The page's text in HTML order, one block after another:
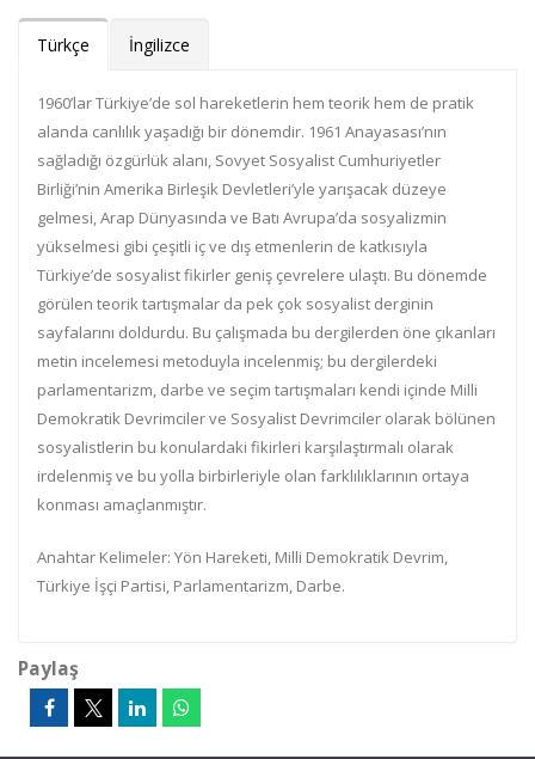
Türkçe İngilizce
1960’lar Türkiye’de sol hareketlerin hem teorik hem de pratik
alanda canlılık yaşadığı bir dönemdir. 1961 Anayasası’nın
sağladığı özgürlük alanı, Sovyet Sosyalist Cumhuriyetler
Birliği’nin Amerika Birleşik Devletleri’yle yarışacak düzeye
gelmesi, Arap Dünyasında ve Batı Avrupa’da sosyalizmin
yükselmesi gibi çeşitli iç ve dış etmenlerin de katkısıyla
Türkiye’de sosyalist fikirler geniş çevrelere ulaştı. Bu dönemde
görülen teorik tartışmalar da pek çok sosyalist derginin
sayfalarını doldurdu. Bu çalışmada bu dergilerden öne çıkanları
metin incelemesi metoduyla incelenmiş; bu dergilerdeki
parlamentarizm, darbe ve seçim tartışmaları kendi içinde Milli
Demokratik Devrimciler ve Sosyalist Devrimciler olarak bölünen
sosyalistlerin bu konulardaki fikirleri karşılaştırmalı olarak
irdelenmiş ve bu yolla birbirleriyle olan farklılıklarının ortaya
konması amaçlanmıştır.
Anahtar Kelimeler: Yön Hareketi, Milli Demokratik Devrim,
Türkiye İşçi Partisi, Parlamentarizm, Darbe.
Paylaş